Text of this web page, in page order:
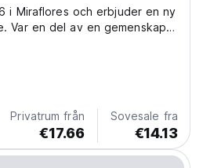
i Miraflores och erbjuder en ny
Var en del av en gemenskap
vibbar. Ayni Living, delad
(Auto-translated from original
Privatrum från
€17.66
Sovesale fra
€14.13